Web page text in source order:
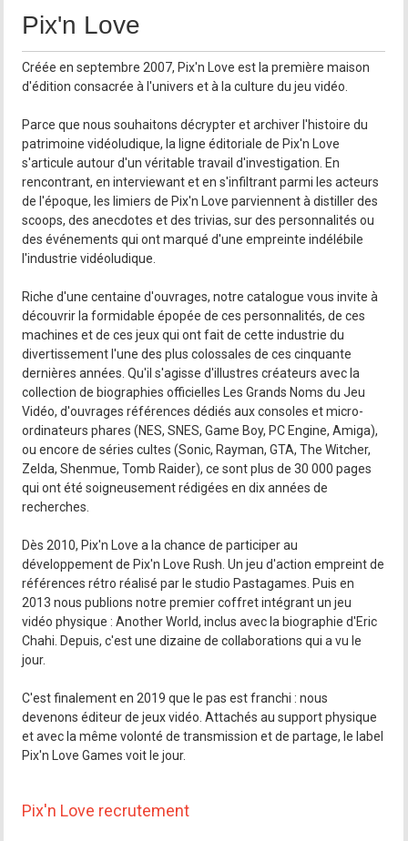
Pix'n Love
Créée en septembre 2007, Pix'n Love est la première maison
d'édition consacrée à l'univers et à la culture du jeu vidéo.
Parce que nous souhaitons décrypter et archiver l'histoire du
patrimoine vidéoludique, la ligne éditoriale de Pix'n Love
s'articule autour d'un véritable travail d'investigation. En
rencontrant, en interviewant et en s'infiltrant parmi les acteurs
de l'époque, les limiers de Pix'n Love parviennent à distiller des
scoops, des anecdotes et des trivias, sur des personnalités ou
des événements qui ont marqué d'une empreinte indélébile
l'industrie vidéoludique.
Riche d'une centaine d'ouvrages, notre catalogue vous invite à
découvrir la formidable épopée de ces personnalités, de ces
machines et de ces jeux qui ont fait de cette industrie du
divertissement l'une des plus colossales de ces cinquante
dernières années. Qu'il s'agisse d'illustres créateurs avec la
collection de biographies officielles Les Grands Noms du Jeu
Vidéo, d'ouvrages références dédiés aux consoles et micro-
ordinateurs phares (NES, SNES, Game Boy, PC Engine, Amiga),
ou encore de séries cultes (Sonic, Rayman, GTA, The Witcher,
Zelda, Shenmue, Tomb Raider), ce sont plus de 30 000 pages
qui ont été soigneusement rédigées en dix années de
recherches.
Dès 2010, Pix'n Love a la chance de participer au
développement de Pix'n Love Rush. Un jeu d'action empreint de
références rétro réalisé par le studio Pastagames. Puis en
2013 nous publions notre premier coffret intégrant un jeu
vidéo physique : Another World, inclus avec la biographie d'Eric
Chahi. Depuis, c'est une dizaine de collaborations qui a vu le
jour.
C'est finalement en 2019 que le pas est franchi : nous
devenons éditeur de jeux vidéo. Attachés au support physique
et avec la même volonté de transmission et de partage, le label
Pix'n Love Games voit le jour.
Pix'n Love recrutement